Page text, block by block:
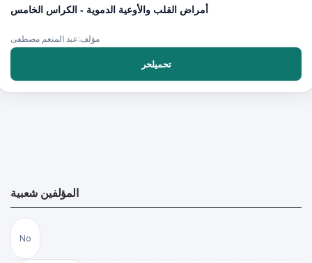
أمراض القلب والأوعية الدموية - الكراس الخامس
مؤلف:عبد المنعم مصطفى
تحميلحر
المؤلفين شعبية
No